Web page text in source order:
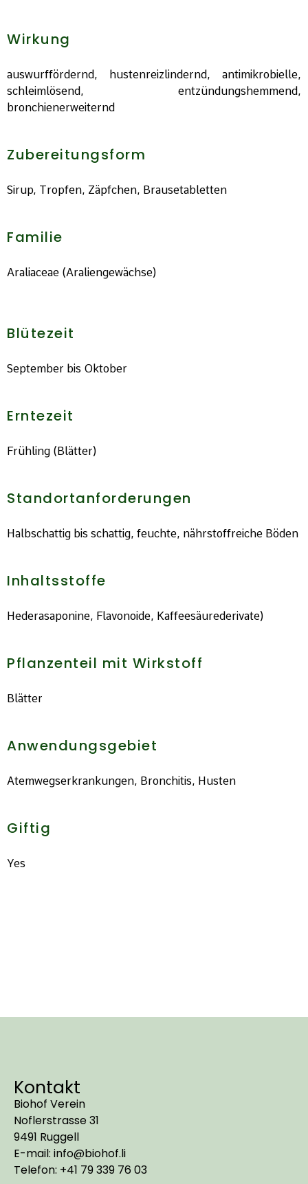
Wirkung
auswurffördernd, hustenreizlindernd, antimikrobielle,
schleimlösend, entzündungshemmend,
bronchienerweiternd
Zubereitungsform
Sirup, Tropfen, Zäpfchen, Brausetabletten
Familie
Araliaceae (Araliengewächse)
Blütezeit
September bis Oktober
Erntezeit
Frühling (Blätter)
Standortanforderungen
Halbschattig bis schattig, feuchte, nährstoffreiche Böden
Inhaltsstoffe
Hederasaponine, Flavonoide, Kaffeesäurederivate)
Pflanzenteil mit Wirkstoff
Blätter
Anwendungsgebiet
Atemwegserkrankungen, Bronchitis, Husten
Giftig
Yes
Kontakt
Biohof Verein
Noflerstrasse 31
9491 Ruggell
E-mail: info@biohof.li
Telefon: +41 79 339 76 03